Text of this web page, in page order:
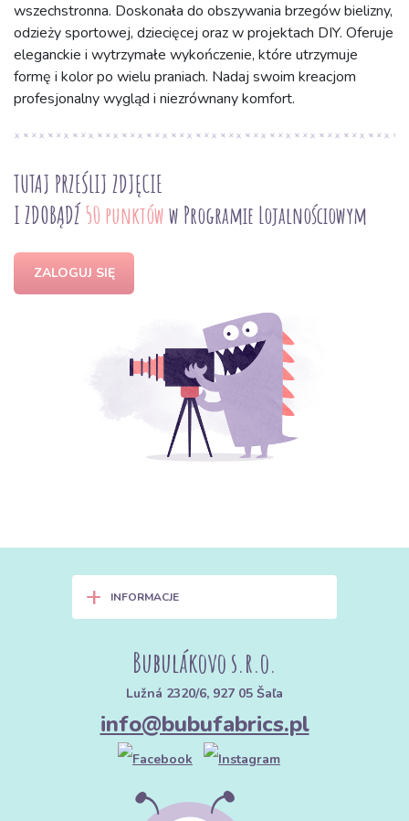
wszechstronna. Doskonała do obszywania brzegów bielizny,
odzieży sportowej, dziecięcej oraz w projektach DIY. Oferuje
eleganckie i wytrzymałe wykończenie, które utrzymuje
formę i kolor po wielu praniach. Nadaj swoim kreacjom
profesjonalny wygląd i niezrównany komfort.
TUTAJ PRZEŚLIJ ZDJĘCIE
I ZDOBĄDŹ 50 punktóww Programie Lojalnościowym
ZALOGUJ SIĘ
+ INFORMACJE
Bubulákovo s.r.o.
Lužná 2320/6, 927 05 Šaľa
info@bubufabrics.pl